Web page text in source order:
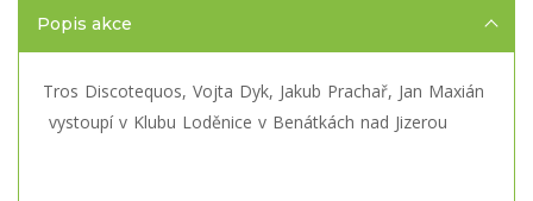
Popis akce
Tros Discotequos, Vojta Dyk, Jakub Prachař, Jan Maxián
vystoupí v Klubu Loděnice v Benátkách nad Jizerou